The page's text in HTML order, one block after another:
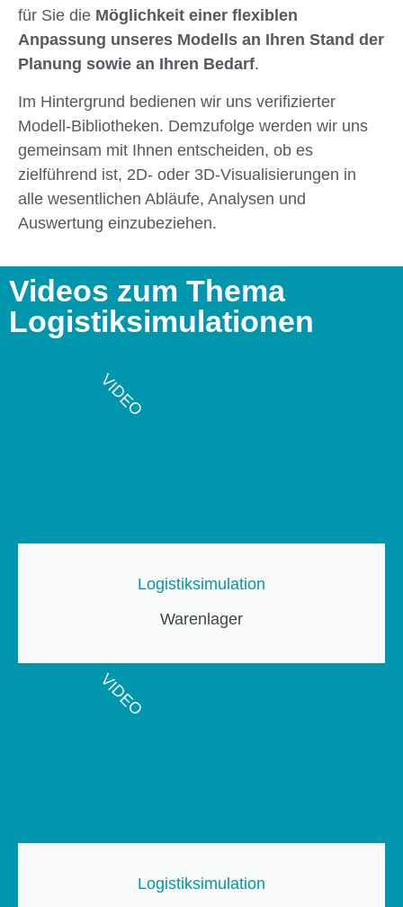
für Sie die Möglichkeit einer flexiblen
Anpassung unseres Modells an Ihren Stand der
Planung sowie an Ihren Bedarf.
Im Hintergrund bedienen wir uns verifizierter
Modell-Bibliotheken. Demzufolge werden wir uns
gemeinsam mit Ihnen entscheiden, ob es
zielführend ist, 2D- oder 3D-Visualisierungen in
alle wesentlichen Abläufe, Analysen und
Auswertung einzubeziehen.
Videos zum Thema
Logistiksimulationen
Logistiksimulation
Warenlager
VIDEO
Logistiksimulation
VIDEO